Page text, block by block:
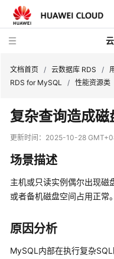
产
介
绍
计
说
文档首页 / 云数据库 RDS /
RDS for MySQL / 性能资源类
复杂查询造成磁
更新时间： 2025-10-28
场景描述
主机或只读实例偶尔出现磁
或者备机磁盘空间占用正常。
原因分析
MySQL内部在执行复杂